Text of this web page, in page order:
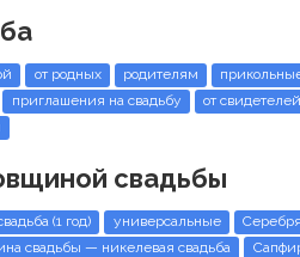
от родных родителям
приглашения на свадьбу
от свидетелей
свадьбы
(1 год) универсальные
свадьбы — никелевая свадьба